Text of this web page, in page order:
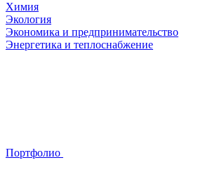
Химия
Экология
Экономика и предпринимательство
Энергетика и теплоснабжение
Портфолио